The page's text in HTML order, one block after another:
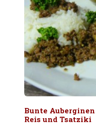
Bunte
Reis und Tsatziki